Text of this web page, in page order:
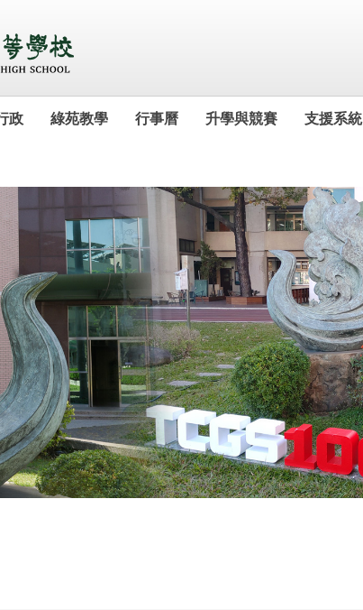
政 綠苑教學 行事曆 升學與競賽 支援系統